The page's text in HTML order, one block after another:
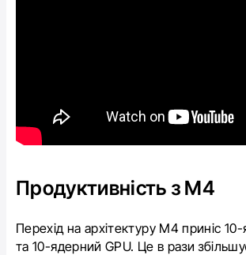
Продуктивність з M4
Перехід на архітектуру M4 приніс
та 10-ядерний GPU. Це в рази